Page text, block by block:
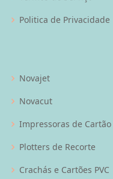
Politica de Privacidade
Novajet
Novacut
Impressoras de Cartão
Plotters de Recorte
Crachás e Cartões PVC